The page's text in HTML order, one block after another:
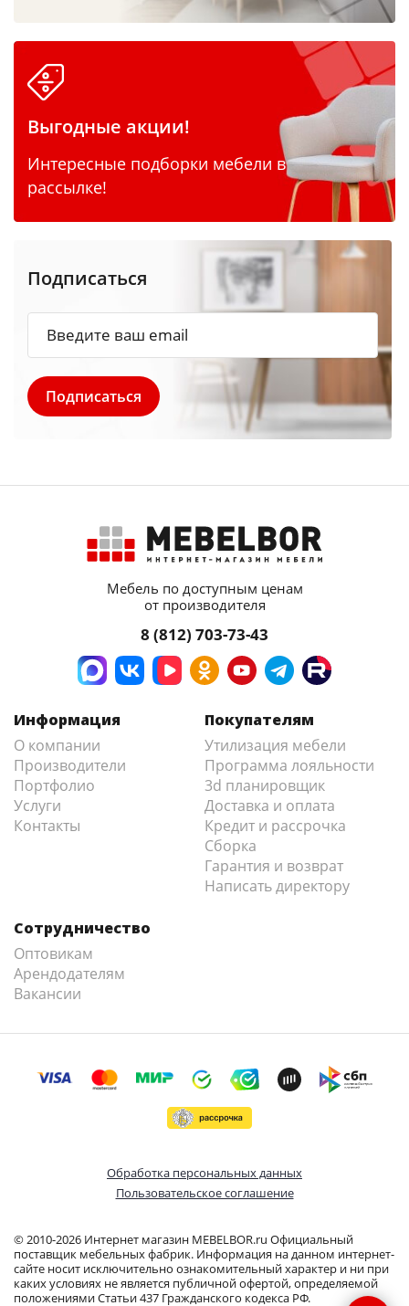
Выгодные акции!
Интересные подборки мебели в
рассылке!
Подписаться
Мебель по доступным ценам
от производителя
8 (812) 703-73-43
Информация
О компании
Производители
Портфолио
Услуги
Контакты
Покупателям
Утилизация мебели
Программа лояльности
3d планировщик
Доставка и оплата
Кредит и рассрочка
Сборка
Гарантия и возврат
Написать директору
Сотрудничество
Оптовикам
Арендодателям
Вакансии
© 2010-2026 Интернет магазин MEBELBOR.ru Официальный
поставщик мебельных фабрик. Информация на данном интернет-
сайте носит исключительно ознакомительный характер и ни при
каких условиях не является публичной офертой, определяемой
положениями Статьи 437 Гражданского кодекса РФ.
Обработка персональных данных
Пользовательское соглашение